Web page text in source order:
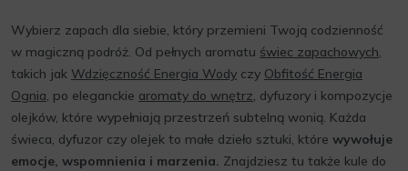
Wybierz zapach dla siebie, który przemieni Twoją codzienność
w magiczną podróż. Od pełnych aromatu świec zapachowych,
takich jak Wdzięczność Energia Wody czy Obfitość Energia
Ognia, po eleganckie aromaty do wnętrz, dyfuzory i kompozycje
olejków, które wypełniają przestrzeń subtelną wonią. Każda
świeca, dyfuzor czy olejek to małe dzieło sztuki, które wywołuje
emocje, wspomnienia i marzenia. Znajdziesz tu także kule do